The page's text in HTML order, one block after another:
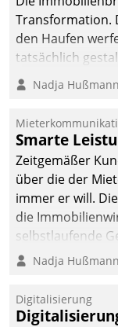
Transformation.
den Haufen
tatsächlich
Argumente
Nadja Hußmann
Smarte
Zeitgemäßer
über die der
immer er will.
die
selbstlaufende
Kunde und
Nadja Hußmann
Digitalisierung